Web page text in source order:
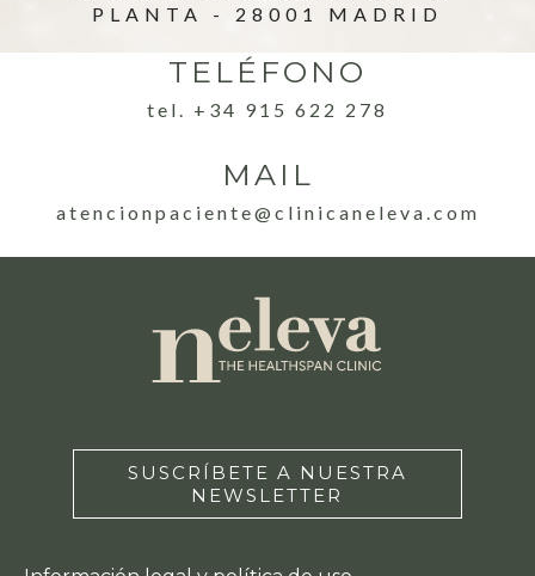
PLANTA - 28001 MADRID
TELÉFONO
tel. +34 915 622 278
MAIL
atencionpaciente@clinicaneleva.com
SUSCRÍBETE A NUESTRA
NEWSLETTER